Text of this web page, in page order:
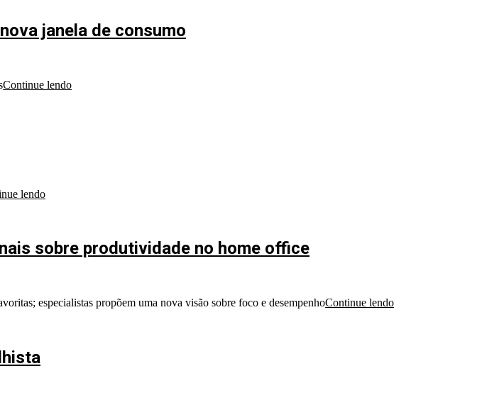
janela de consumo
Continue lendo
lendo
sobre produtividade no home office
especialistas propõem uma nova visão sobre foco e desempenhoContinue lendo